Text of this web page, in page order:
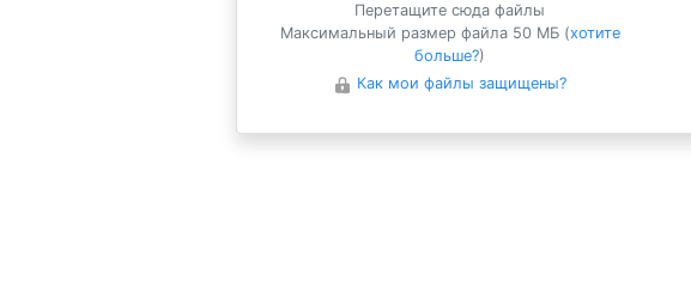
Перетащите сюда файлы
Максимальный размер файла 50 МБ (хотите
больше?)
Как мои файлы защищены?